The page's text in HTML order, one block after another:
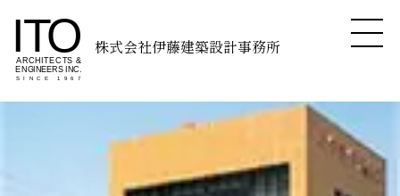
株式会社伊藤建築設計事務所